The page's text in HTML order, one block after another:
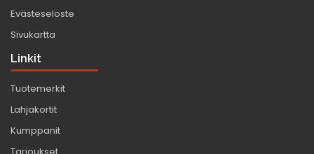
Evästeseloste
Sivukartta
Linkit
Tuotemerkit
Lahjakortit
Kumppanit